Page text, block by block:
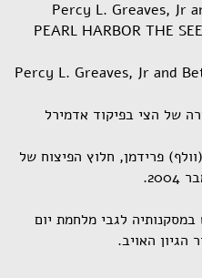
[17] Percy L. Greaves,
PEARL HARBOR THE
[18] Percy L. Greaves, Jr and
של הצי בפיקוד אדמירל
(וולף) פרידמן, חלוץ הפיצוח של
במסקנותיה לגבי מלחמת יום
הגיון האויב.